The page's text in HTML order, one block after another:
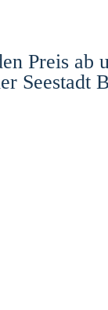
Preis ab
Seestadt